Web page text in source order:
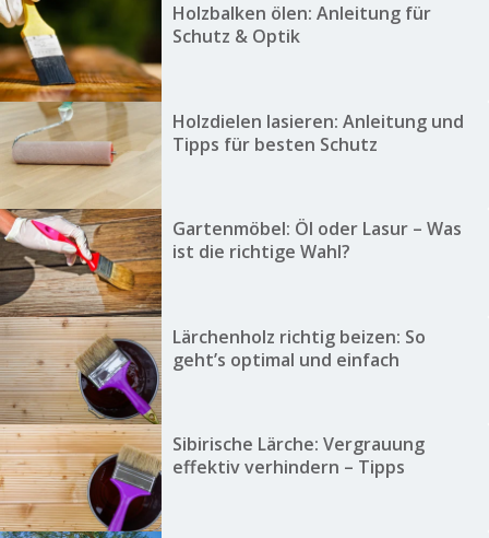
Holzbalken ölen: Anleitung für
Schutz & Optik
Holzdielen lasieren: Anleitung und
Tipps für besten Schutz
Gartenmöbel: Öl oder Lasur – Was
ist die richtige Wahl?
Lärchenholz richtig beizen: So
geht’s optimal und einfach
Sibirische Lärche: Vergrauung
effektiv verhindern – Tipps